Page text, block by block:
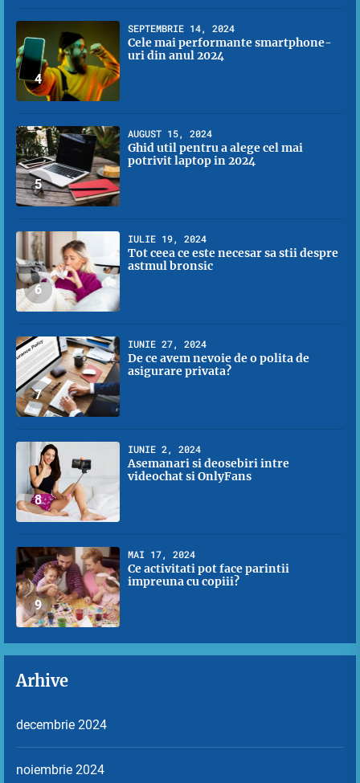
4
SEPTEMBRIE 14, 2024
Cele mai performante smartphone-
uri din anul 2024
5
AUGUST 15, 2024
Ghid util pentru a alege cel mai
potrivit laptop in 2024
6
IULIE 19, 2024
Tot ceea ce este necesar sa stii despre
astmul bronsic
7
IUNIE 27, 2024
De ce avem nevoie de o polita de
asigurare privata?
8
IUNIE 2, 2024
Asemanari si deosebiri intre
videochat si OnlyFans
9
MAI 17, 2024
Ce activitati pot face parintii
impreuna cu copiii?
Arhive
decembrie 2024
noiembrie 2024